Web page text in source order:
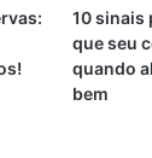
10 sinais
que seu
quando
bem